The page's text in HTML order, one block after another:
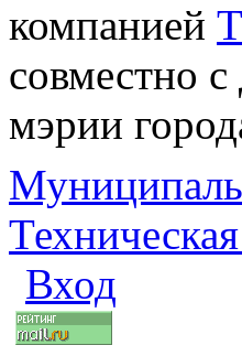
компанией
совместно
мэрии
Вход